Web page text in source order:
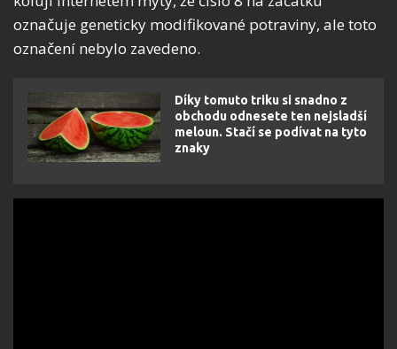
označuje geneticky modifikované potraviny, ale toto
označení nebylo zavedeno.
Díky tomuto triku si snadno z
obchodu odnesete ten nejsladší
meloun. Stačí se podívat na tyto
znaky